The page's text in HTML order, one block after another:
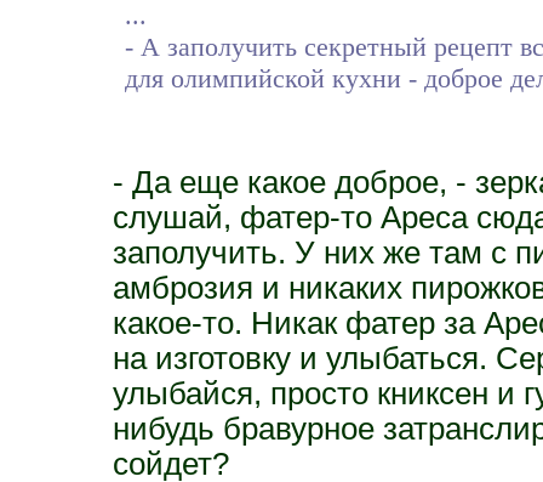
...
- А заполучить секретный рецепт
для олимпийской кухни - доброе
- Да еще какое доброе, -
слушай, фатер-то Ареса
заполучить. У них же там с
амброзия и никаких
какое-то. Никак фатер за
на изготовку и улыбаться.
улыбайся, просто книксен и
нибудь бравурное
сойдет?